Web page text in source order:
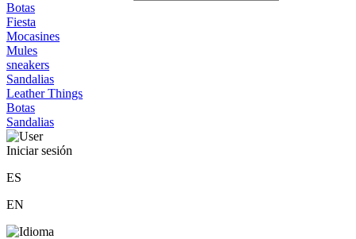
Botas
Fiesta
Mocasines
Mules
sneakers
Sandalias
Leather Things
Botas
Sandalias
Iniciar sesión
ES
EN